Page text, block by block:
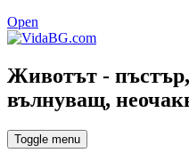
Open
Животът -
вълнуващ,
Toggle menu